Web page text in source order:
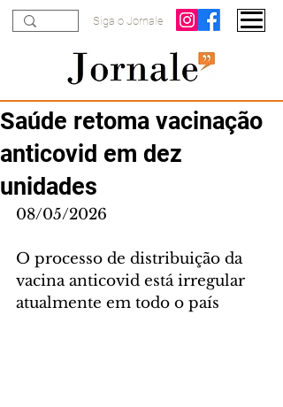
Siga o Jornale
Saúde retoma vacinação
anticovid em dez
unidades
08/05/2026
O processo de distribuição da
vacina anticovid está irregular
atualmente em todo o país